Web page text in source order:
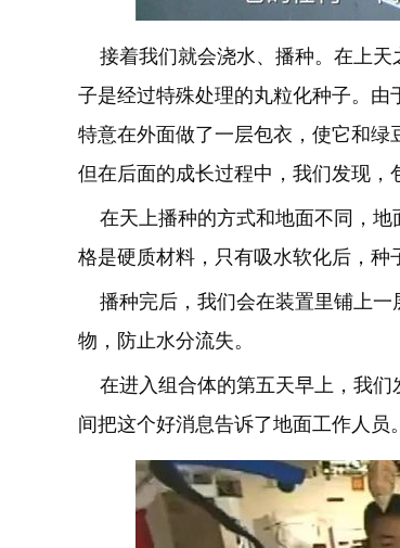
接着我们就会浇水、播种。在上天
子是经过特殊处理的丸粒化种子。
特意在外面做了一层包衣，使它和绿
但在后面的成长过程中，我们发现，
在天上播种的方式和地面不同，地
格是硬质材料，只有吸水软化后，种
播种完后，我们会在装置里铺上一
物，防止水分流失。
在进入组合体的第五天早上，我们
间把这个好消息告诉了地面工作人员